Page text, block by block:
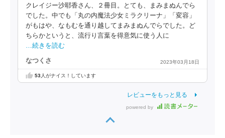
クレイジー沙耶香さん、２冊目。とても、まみまぬんでら
でした。中でも「丸の内魔法少女ミラクリーナ」「変容」
がもはや、なもむを通り越してまみまぬんでらでした。ど
ちらかというと、流行り言葉を得意気に使う人に
…続きを読む
なつくさ 2023年03月18日
53人がナイス！しています
レビューをもっと見る
powered by